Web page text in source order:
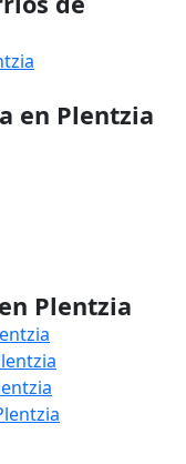
en Plentzia
Plentzia